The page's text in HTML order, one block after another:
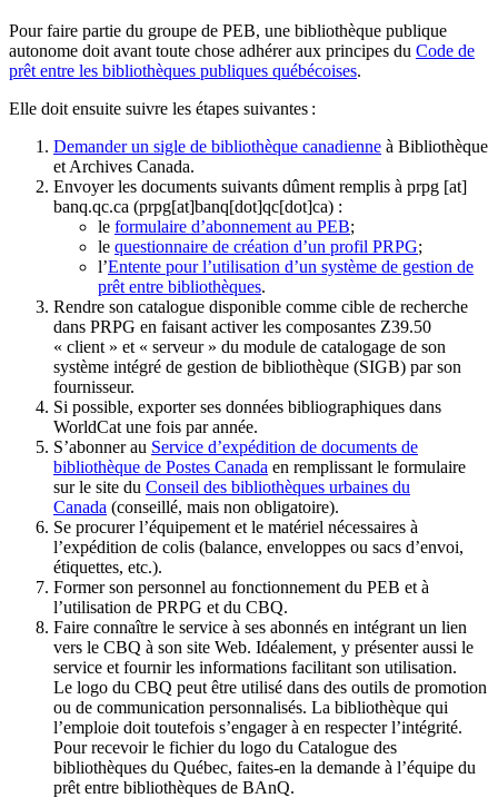
Pour faire partie du groupe de PEB, une bibliothèque publique
autonome doit avant toute chose adhérer aux principes du Code de
prêt entre les bibliothèques publiques québécoises.
Elle doit ensuite suivre les étapes suivantes :
Demander un sigle de bibliothèque canadienne à Bibliothèque
et Archives Canada.
Envoyer les documents suivants dûment remplis à prpg [at]
banq.qc.ca (prpg[at]banq[dot]qc[dot]ca) :
le formulaire d’abonnement au PEB;
le questionnaire de création d’un profil PRPG;
l’Entente pour l’utilisation d’un système de gestion de
prêt entre bibliothèques.
Rendre son catalogue disponible comme cible de recherche
dans PRPG en faisant activer les composantes Z39.50
« client » et « serveur » du module de catalogage de son
système intégré de gestion de bibliothèque (SIGB) par son
fournisseur.
Si possible, exporter ses données bibliographiques dans
WorldCat une fois par année.
S’abonner au Service d’expédition de documents de
bibliothèque de Postes Canada en remplissant le formulaire
sur le site du Conseil des bibliothèques urbaines du
Canada (conseillé, mais non obligatoire).
Se procurer l’équipement et le matériel nécessaires à
l’expédition de colis (balance, enveloppes ou sacs d’envoi,
étiquettes, etc.).
Former son personnel au fonctionnement du PEB et à
l’utilisation de PRPG et du CBQ.
Faire connaître le service à ses abonnés en intégrant un lien
vers le CBQ à son site Web. Idéalement, y présenter aussi le
service et fournir les informations facilitant son utilisation.
Le logo du CBQ peut être utilisé dans des outils de promotion
ou de communication personnalisés. La bibliothèque qui
l’emploie doit toutefois s’engager à en respecter l’intégrité.
Pour recevoir le fichier du logo du Catalogue des
bibliothèques du Québec, faites-en la demande à l’équipe du
prêt entre bibliothèques de BAnQ.